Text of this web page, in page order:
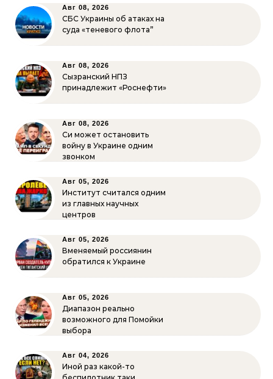
Авг 08, 2026
СБС Украины об атаках на
суда «теневого флота”
Авг 08, 2026
Сызранский НПЗ
принадлежит «Роснефти»
Авг 08, 2026
Си может остановить
войну в Украине одним
звонком
Авг 05, 2026
Институт считался одним
из главных научных
центров
Авг 05, 2026
Вменяемый россиянин
обратился к Украине
Авг 05, 2026
Диапазон реально
возможного для Помойки
выбора
Авг 04, 2026
Иной раз какой-то